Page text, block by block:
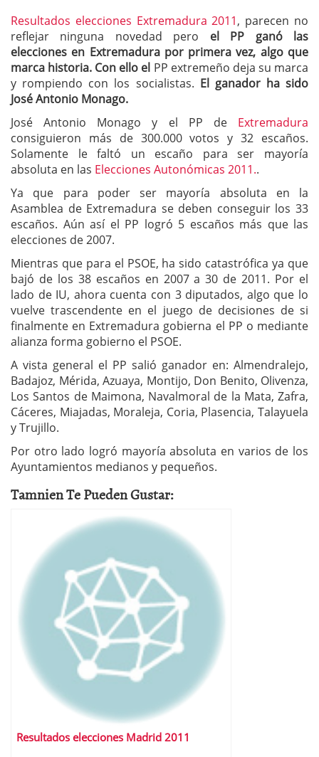
Resultados elecciones Extremadura 2011, parecen no
reflejar ninguna novedad pero el PP ganó las
elecciones en Extremadura por primera vez, algo que
marca historia. Con ello el PP extremeño deja su marca
y rompiendo con los socialistas. El ganador ha sido
José Antonio Monago.
José Antonio Monago y el PP deExtremadura
consiguieron más de 300.000 votos y 32 escaños.
Solamente le faltó un escaño para ser mayoría
absoluta en las Elecciones Autonómicas 2011..
Ya que para poder ser mayoría absoluta en la
Asamblea de Extremadura se deben conseguir los 33
escaños. Aún así el PP logró 5 escaños más que las
elecciones de 2007.
Mientras que para el PSOE, ha sido catastrófica ya que
bajó de los 38 escaños en 2007 a 30 de 2011. Por el
lado de IU, ahora cuenta con 3 diputados, algo que lo
vuelve trascendente en el juego de decisiones de si
finalmente en Extremadura gobierna el PP o mediante
alianza forma gobierno el PSOE.
A vista general el PP salió ganador en: Almendralejo,
Badajoz, Mérida, Azuaya, Montijo, Don Benito, Olivenza,
Los Santos de Maimona, Navalmoral de la Mata, Zafra,
Cáceres, Miajadas, Moraleja, Coria, Plasencia, Talayuela
y Trujillo.
Por otro lado logró mayoría absoluta en varios de los
Ayuntamientos medianos y pequeños.
Tamnien Te Pueden Gustar:
Resultados elecciones Madrid 2011